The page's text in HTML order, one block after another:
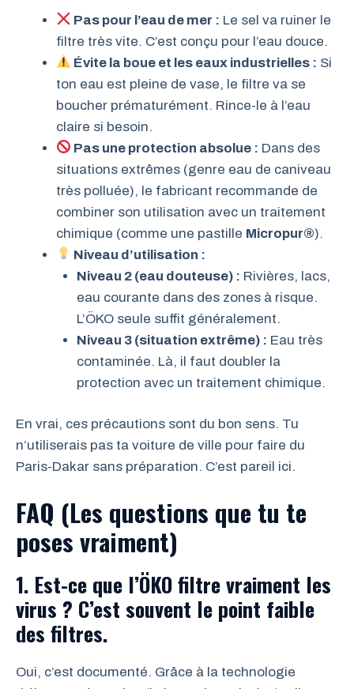
Pas pour l’eau de mer : Le sel va ruiner le
filtre très vite. C’est conçu pour l’eau douce.
Évite la boue et les eaux industrielles : Si
ton eau est pleine de vase, le filtre va se
boucher prématurément. Rince-le à l’eau
claire si besoin.
Pas une protection absolue : Dans des
situations extrêmes (genre eau de caniveau
très polluée), le fabricant recommande de
combiner son utilisation avec un traitement
chimique (comme une pastille Micropur®).
Niveau d’utilisation :
Niveau 2 (eau douteuse) : Rivières, lacs,
eau courante dans des zones à risque.
L’ÖKO seule suffit généralement.
Niveau 3 (situation extrême) : Eau très
contaminée. Là, il faut doubler la
protection avec un traitement chimique.
En vrai, ces précautions sont du bon sens. Tu
n’utiliserais pas ta voiture de ville pour faire du
Paris-Dakar sans préparation. C’est pareil ici.
FAQ (Les questions que tu te
poses vraiment)
1. Est-ce que l’ÖKO filtre vraiment les
virus ? C’est souvent le point faible
des filtres.
Oui, c’est documenté. Grâce à la technologie